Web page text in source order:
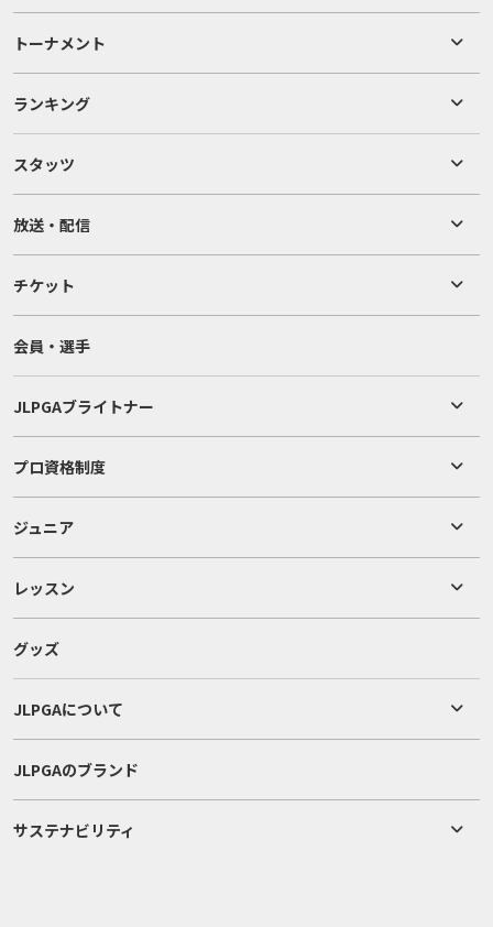
トーナメント
ランキング
スタッツ
放送・配信
チケット
会員・選手
JLPGAブライトナー
プロ資格制度
ジュニア
レッスン
グッズ
JLPGAについて
JLPGAのブランド
サステナビリティ